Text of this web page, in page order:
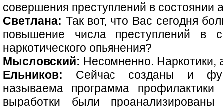
совершения преступлений в состоянии
Светлана: Так вот, что Вас сегодня
повышение числа преступлений в
наркотического опьянения?
Мысловский: Несомненно. Наркотики,
Ельников: Сейчас созданы и
называема программа
выработки были